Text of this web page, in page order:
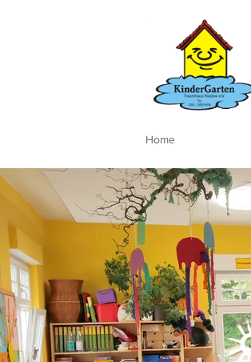
Home